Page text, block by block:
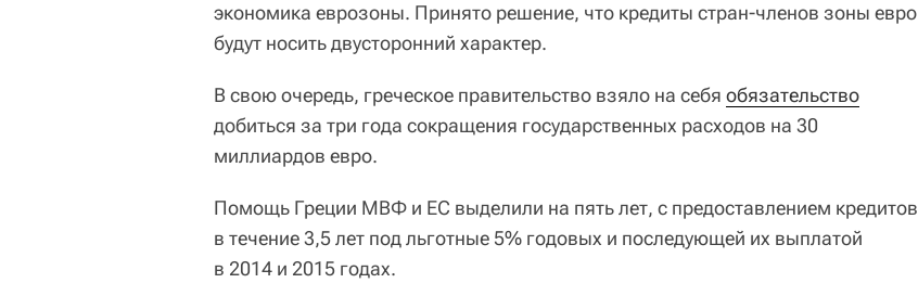
экономика еврозоны. Принято решение, что кредиты стран-членов зоны евро
будут носить двусторонний характер.
В свою очередь, греческое правительство взяло на себя обязательство
добиться за три года сокращения государственных расходов на 30
миллиардов евро.
Помощь Греции МВФ и ЕС выделили на пять лет, с предоставлением кредитов
в течение 3,5 лет под льготные 5% годовых и последующей их выплатой
в 2014 и 2015 годах.